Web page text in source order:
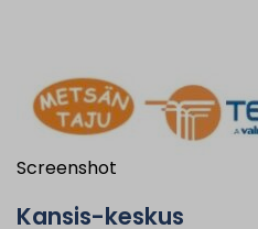
Screenshot
Kansis-keskus